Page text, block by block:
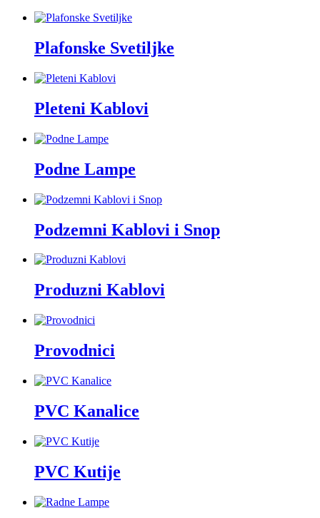
Plafonske Svetiljke
Pleteni Kablovi
Podne Lampe
Podzemni Kablovi i Snop
Produzni Kablovi
Provodnici
PVC Kanalice
PVC Kutije